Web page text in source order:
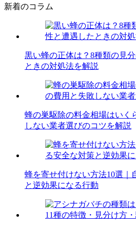
新着のコラム
黒い蜂の正体は？8種類の見
ときの対処法を解説
蜂の巣駆除の料金相場はいく
しない業者選びのコツを解説
蜂を寄せ付けない方法10選｜
と逆効果になる行動